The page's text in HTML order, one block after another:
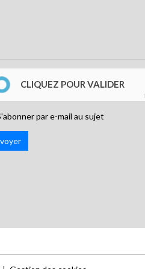
CLIQUEZ POUR VALIDER
par e-mail au sujet